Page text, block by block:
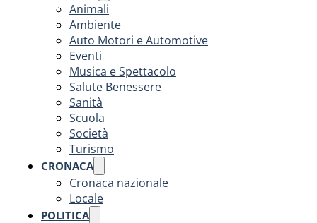
Animali
Ambiente
Auto Motori e Automotive
Eventi
Musica e Spettacolo
Salute Benessere
Sanità
Scuola
Società
Turismo
CRONACA
Cronaca nazionale
Locale
POLITICA